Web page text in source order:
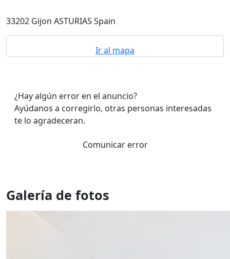
33202 Gijon ASTURIAS Spain
Ir al mapa
¿Hay algún error en el anuncio?
Ayúdanos a corregirlo, otras personas interesadas
te lo agradeceran.
Comunicar error
Galería de fotos